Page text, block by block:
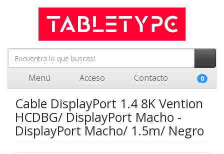
Menú Acceso Contacto 0
Cable DisplayPort 1.4 8K Vention
HCDBG/ DisplayPort Macho -
DisplayPort Macho/ 1.5m/ Negro